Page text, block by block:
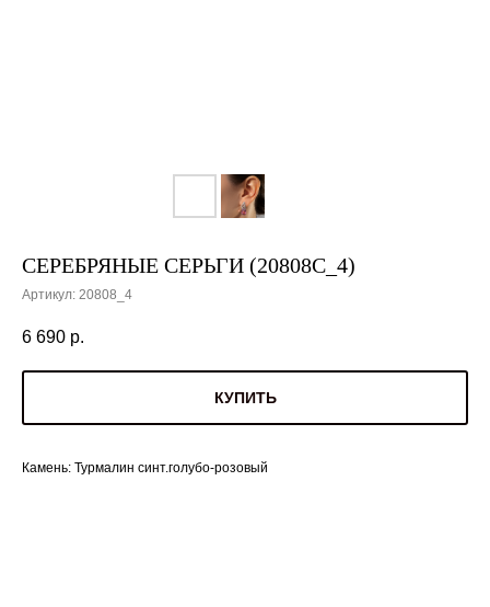
СЕРЕБРЯНЫЕ СЕРЬГИ (20808С_4)
Артикул: 20808_4
6 690 р.
КУПИТЬ
Камень: Турмалин синт.голубо-розовый